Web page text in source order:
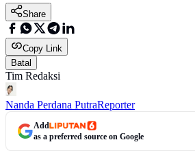
Share
Copy Link
Batal
Tim Redaksi
Nanda Perdana PutraReporter
Add
as a preferred source on Google